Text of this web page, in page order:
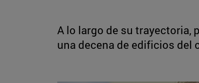
A lo largo de su trayectoria,
una decena de edificios del